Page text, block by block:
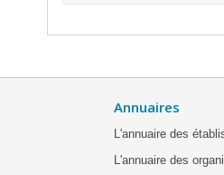
Annuaires
L'annuaire des
L'annuaire des